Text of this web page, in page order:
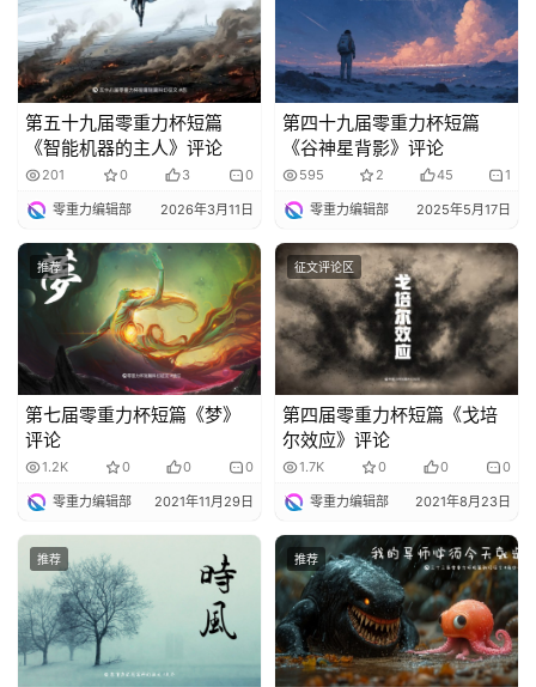
科
幻
资
讯
题
科
说
库
登录 注册
第五十九届零重力杯短篇
《智能机器的主人》评论
201 0 3 0
零重力编辑部 2026年3月11日
第四十九届零重力杯短篇
《谷神星背影》评论
595 2 45 1
零重力编辑部 2025年5月17日
推荐
第七届零重力杯短篇《梦》
评论
1.2K 0 0 0
零重力编辑部 2021年11月29日
征文评论区
第四届零重力杯短篇《戈培
尔效应》评论
1.7K 0 0 0
零重力编辑部 2021年8月23日
推荐 推荐